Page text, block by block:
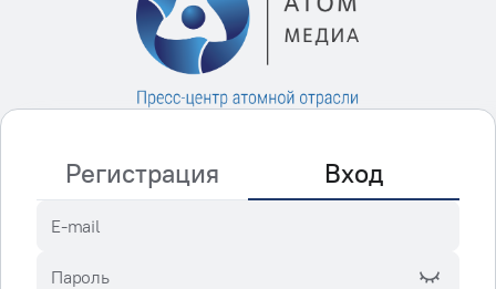
Регистрация Вход
E-mail
Пароль